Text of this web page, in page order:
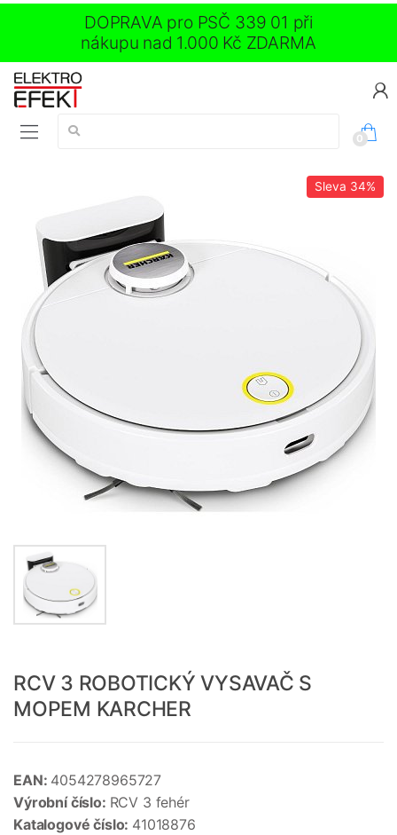
DOPRAVA pro PSČ 339 01 při
nákupu nad 1.000 Kč ZDARMA
Vyhledávání:
0
Sleva 34%
RCV 3 ROBOTICKÝ VYSAVAČ S
MOPEM KARCHER
EAN: 4054278965727
Výrobní číslo: RCV 3 fehér
Katalogové číslo: 41018876